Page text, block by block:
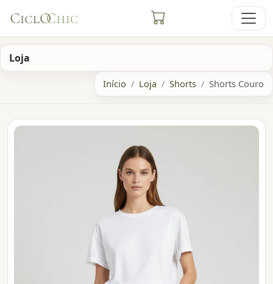
Loja
Início Loja Shorts Shorts Couro